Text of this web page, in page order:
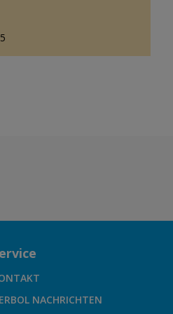
NACHRICHTEN